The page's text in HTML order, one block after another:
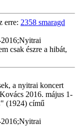
erre: 2358 smaragd
csak észre a hibát,
a nyitrai koncert
2016. május 1-
(1924) című